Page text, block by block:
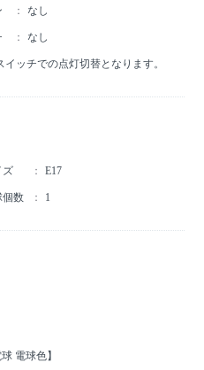
なし
なし
ッチでの点灯切替となります。
ズ E17
個数 1
球 電球⾊】